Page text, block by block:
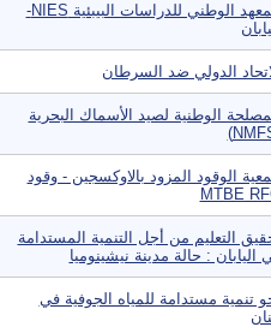
المعهد الوطني للدراسات البيبئية NIES-
الدولي ضد السرطان
الوطنية لصيد الأسماك البحرية
الوقود المزود بالاوكسجين - وقود
MTBE
التعليم من أجل التنمية المستدامة
اليابان : حالة مدينة نيشينوميا
تنمية مستدامة للمياه الجوفية في